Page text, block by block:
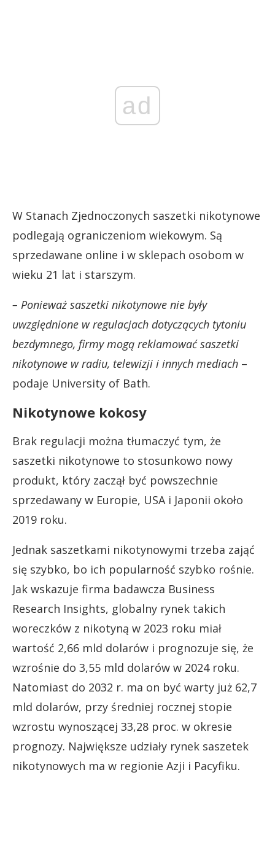
ad
W Stanach Zjednoczonych saszetki nikotynowe
podlegają ograniczeniom wiekowym. Są
sprzedawane online i w sklepach osobom w
wieku 21 lat i starszym.
– Ponieważ saszetki nikotynowe nie były
uwzględnione w regulacjach dotyczących tytoniu
bezdymnego, firmy mogą reklamować saszetki
nikotynowe w radiu, telewizji i innych mediach –
podaje University of Bath.
Nikotynowe kokosy
Brak regulacji można tłumaczyć tym, że
saszetki nikotynowe to stosunkowo nowy
produkt, który zaczął być powszechnie
sprzedawany w Europie, USA i Japonii około
2019 roku.
Jednak saszetkami nikotynowymi trzeba zająć
się szybko, bo ich popularność szybko rośnie.
Jak wskazuje firma badawcza Business
Research Insights, globalny rynek takich
woreczków z nikotyną w 2023 roku miał
wartość 2,66 mld dolarów i prognozuje się, że
wzrośnie do 3,55 mld dolarów w 2024 roku.
Natomiast do 2032 r. ma on być warty już 62,7
mld dolarów, przy średniej rocznej stopie
wzrostu wynoszącej 33,28 proc. w okresie
prognozy. Największe udziały rynek saszetek
nikotynowych ma w regionie Azji i Pacyfiku.